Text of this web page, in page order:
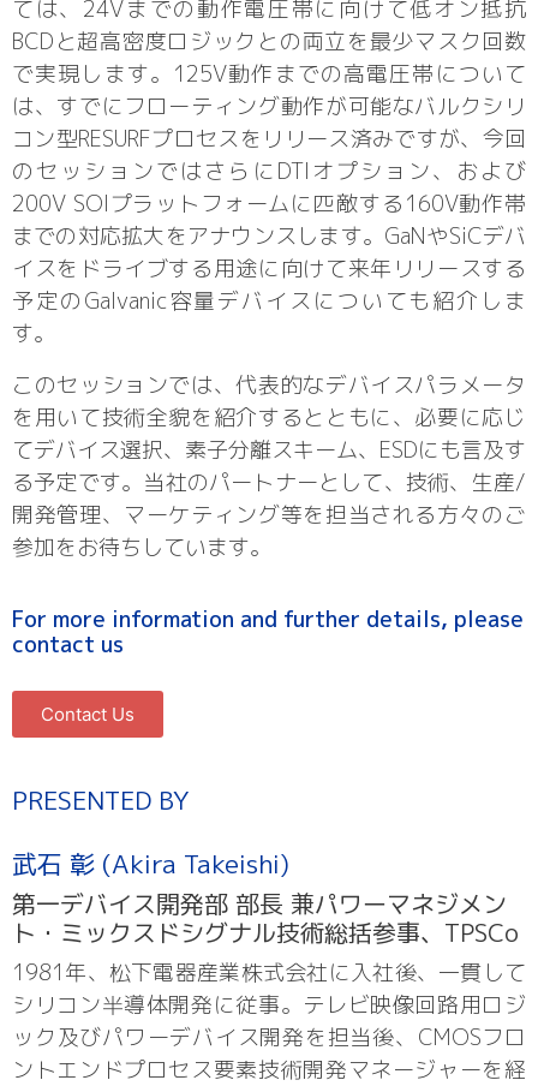
ては、24Vまでの動作電圧帯に向けて低オン抵抗
BCDと超高密度ロジックとの両立を最少マスク回数
で実現します。125V動作までの高電圧帯について
は、すでにフローティング動作が可能なバルクシリ
コン型RESURFプロセスをリリース済みですが、今回
のセッションではさらにDTIオプション、および
200V SOIプラットフォームに匹敵する160V動作帯
までの対応拡大をアナウンスします。GaNやSiCデバ
イスをドライブする用途に向けて来年リリースする
予定のGalvanic容量デバイスについても紹介しま
す。
このセッションでは、代表的なデバイスパラメータ
を用いて技術全貌を紹介するとともに、必要に応じ
てデバイス選択、素子分離スキーム、ESDにも言及す
る予定です。当社のパートナーとして、技術、生産/
開発管理、マーケティング等を担当される方々のご
参加をお待ちしています。
For more information and further details, please
contact us
Contact Us
PRESENTED BY
武石 彰 (Akira Takeishi)
第一デバイス開発部 部長 兼パワーマネジメン
ト・ミックスドシグナル技術総括参事、TPSCo
1981年、松下電器産業株式会社に入社後、一貫して
シリコン半導体開発に従事。テレビ映像回路用ロジ
ック及びパワーデバイス開発を担当後、CMOSフロ
ントエンドプロセス要素技術開発マネージャーを経